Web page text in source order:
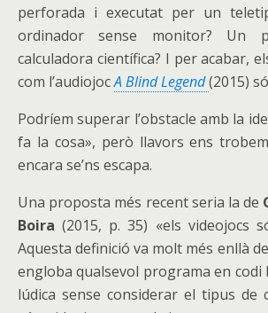
perforada i executat per un
ordinador sense monitor? Un
calculadora científica? I per acabar,
com l’audiojocA Blind Legend(2015)
Podríem superar l’obstacle amb la
fa la cosa», però llavors ens
encara se’ns escapa.
Una proposta més recent seria la de
Boira (2015, p. 35) «els videojocs
Aquesta definició va molt més enllà
engloba qualsevol programa en
lúdica sense considerar el tipus de